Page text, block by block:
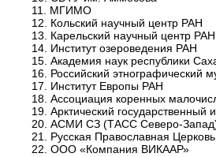
11. МГИМО
12. Кольский научный центр РАН
13. Карельский научный центр РАН
14. Институт озероведения РАН
15. Академия наук республики
16. Российский этнографический
17. Институт Европы РАН
18. Ассоциация коренных
19. Арктический государственный
20. АСМИ СЗ (ТАСС Северо-
21. Русская Православная
22. ООО «Компания ВИКААР»